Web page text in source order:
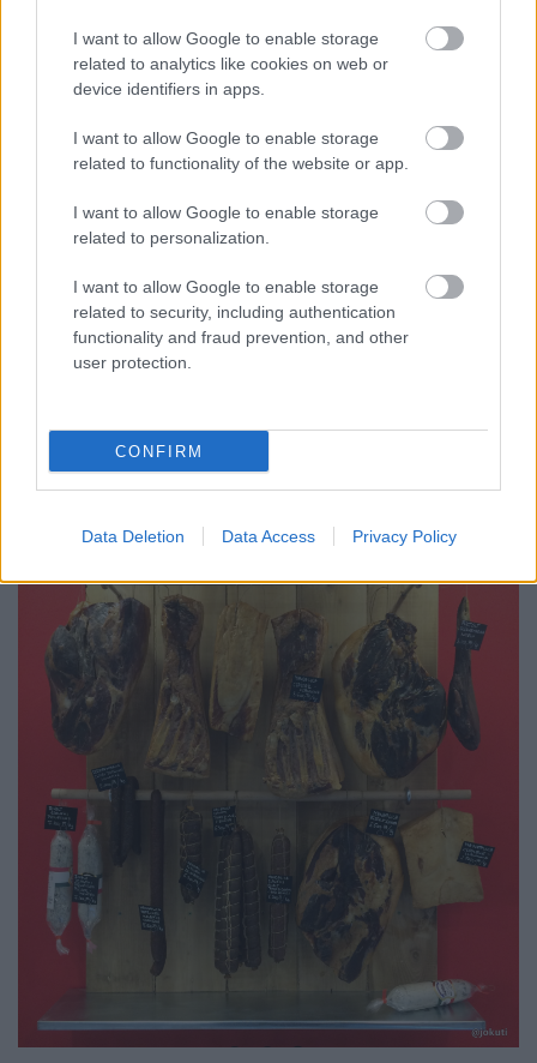
I want to allow Google to enable storage
related to analytics like cookies on web or
device identifiers in apps.
I want to allow Google to enable storage
related to functionality of the website or app.
I want to allow Google to enable storage
related to personalization.
I want to allow Google to enable storage
related to security, including authentication
functionality and fraud prevention, and other
user protection.
CONFIRM
Data Deletion Data Access Privacy Policy